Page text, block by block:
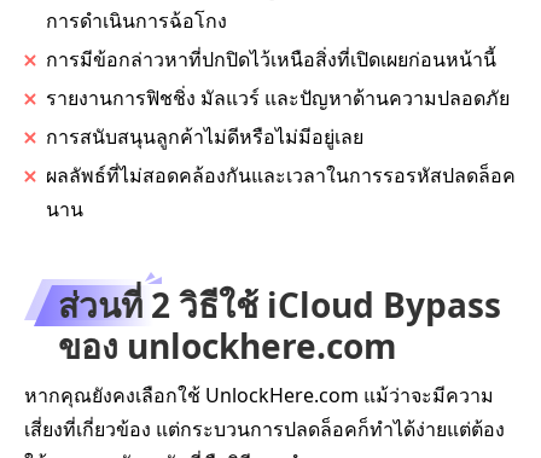
การดำเนินการฉ้อโกง
การมีข้อกล่าวหาที่ปกปิดไว้เหนือสิ่งที่เปิดเผยก่อนหน้านี้
รายงานการฟิชชิ่ง มัลแวร์ และปัญหาด้านความปลอดภัย
การสนับสนุนลูกค้าไม่ดีหรือไม่มีอยู่เลย
ผลลัพธ์ที่ไม่สอดคล้องกันและเวลาในการรอรหัสปลดล็อค
นาน
ส่วนที่ 2 วิธีใช้ iCloud Bypass
ของ unlockhere.com
หากคุณยังคงเลือกใช้ UnlockHere.com แม้ว่าจะมีความ
เสี่ยงที่เกี่ยวข้อง แต่กระบวนการปลดล็อคก็ทำได้ง่ายแต่ต้อง